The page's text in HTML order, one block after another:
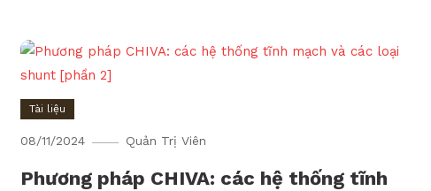
Tài liệu
08/11/2024 Quản Trị Viên
Phương pháp CHIVA: các hệ thống tĩnh